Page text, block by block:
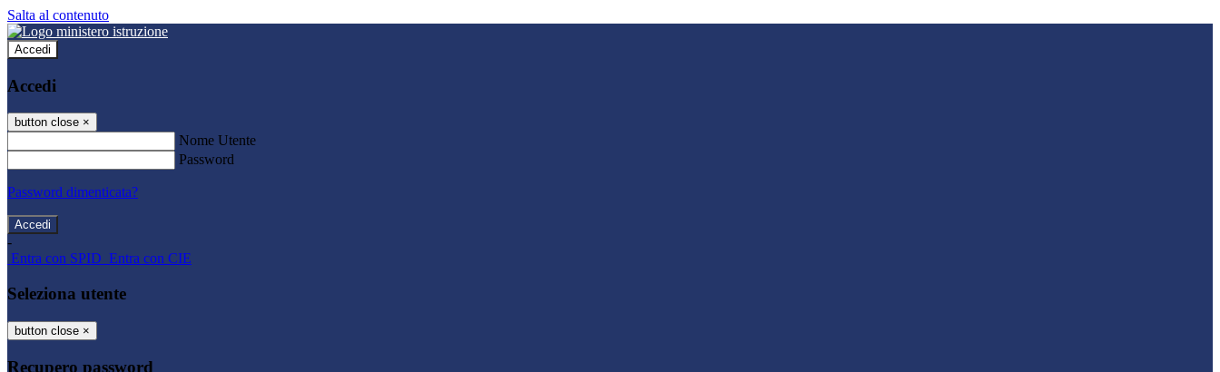
Salta al contenuto
Accedi
Accedi
button close ×
Nome Utente
Password
Password dimenticata?
-
Entra con SPID Entra con CIE
Seleziona utente
button close ×
Recupero password